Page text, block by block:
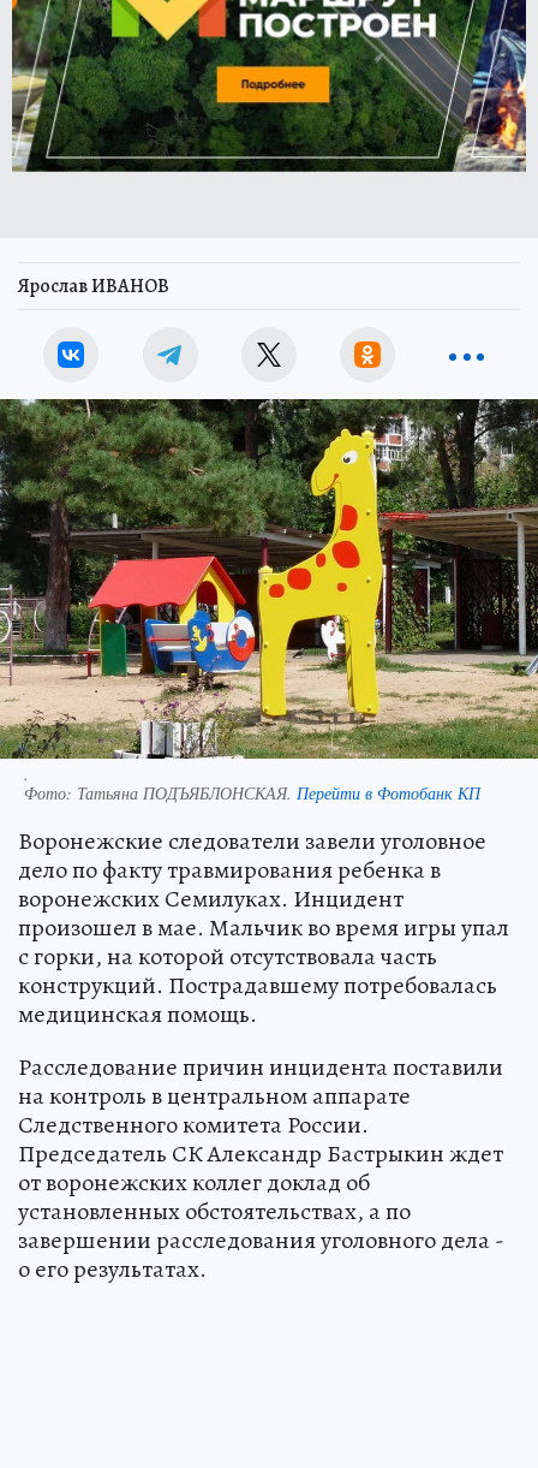
Ярослав ИВАНОВ
.
Фото: Татьяна ПОДЪЯБЛОНСКАЯ. Перейти в Фотобанк КП
Воронежские следователи завели уголовное
дело по факту травмирования ребенка в
воронежских Семилуках. Инцидент
произошел в мае. Мальчик во время игры упал
с горки, на которой отсутствовала часть
конструкций. Пострадавшему потребовалась
медицинская помощь.
Расследование причин инцидента поставили
на контроль в центральном аппарате
Следственного комитета России.
Председатель СК Александр Бастрыкин ждет
от воронежских коллег доклад об
установленных обстоятельствах, а по
завершении расследования уголовного дела -
о его результатах.